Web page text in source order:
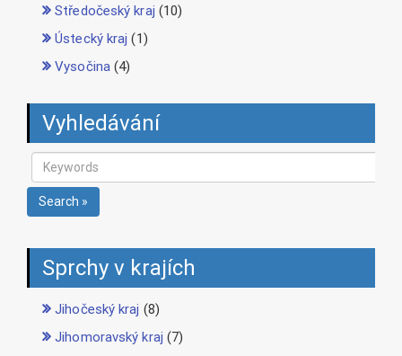
Středočeský kraj (10)
Ústecký kraj (1)
Vysočina(4)
Vyhledávání
Search »
Sprchy v krajích
Jihočeský kraj (8)
Jihomoravský kraj (7)